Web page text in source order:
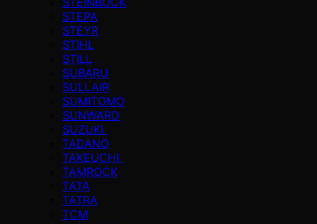
STEPA
STEYR
STIHL
STILL
SUBARU
SULLAIR
SUMITOMO
SUNWARD
SUZUKI
TADANO
TAKEUCHI
TAMROCK
TATA
TATRA
TCM